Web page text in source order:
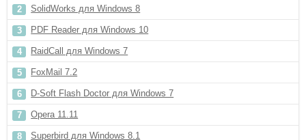
SolidWorks для Windows 8
PDF Reader для Windows 10
RaidCall для Windows 7
FoxMail 7.2
D-Soft Flash Doctor для Windows 7
Opera 11.11
Superbird для Windows 8.1